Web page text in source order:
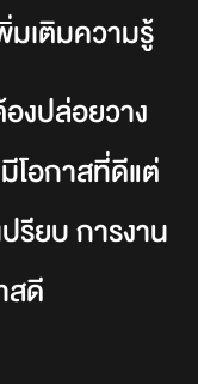
มเติมความรู้
งปล่อยวาง
โอกาสที่ดีแต่
รียบ การงาน
สดี